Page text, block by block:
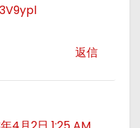
返信